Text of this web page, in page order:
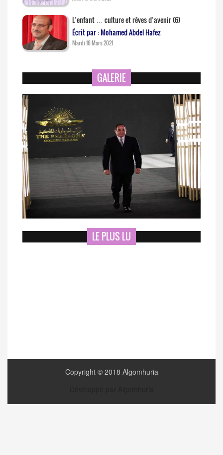
L’enfant … culture et rêves d’avenir (6)
Écrit par : Mohamed Abdel Hafez
Mardi 16 Mars 2021
GALERIE
LE PLUS LU
Copyright © 2018 Algomhuria